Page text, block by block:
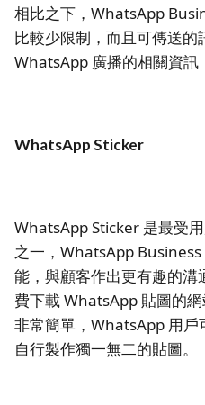
相比之下，WhatsApp
比較少限制，而且可傳送
WhatsApp 廣播的相關資訊
WhatsApp Sticker
WhatsApp Sticker 是最受
之一，WhatsApp
能，與顧客作出更有趣的
費下載 WhatsApp 貼圖的
非常簡單，WhatsApp 用
自行製作獨一無二的貼圖。